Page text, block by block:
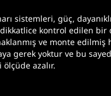
sistemleri, güç,
kontrol edilen
ve monte
gerek yoktur ve bu
azalır.